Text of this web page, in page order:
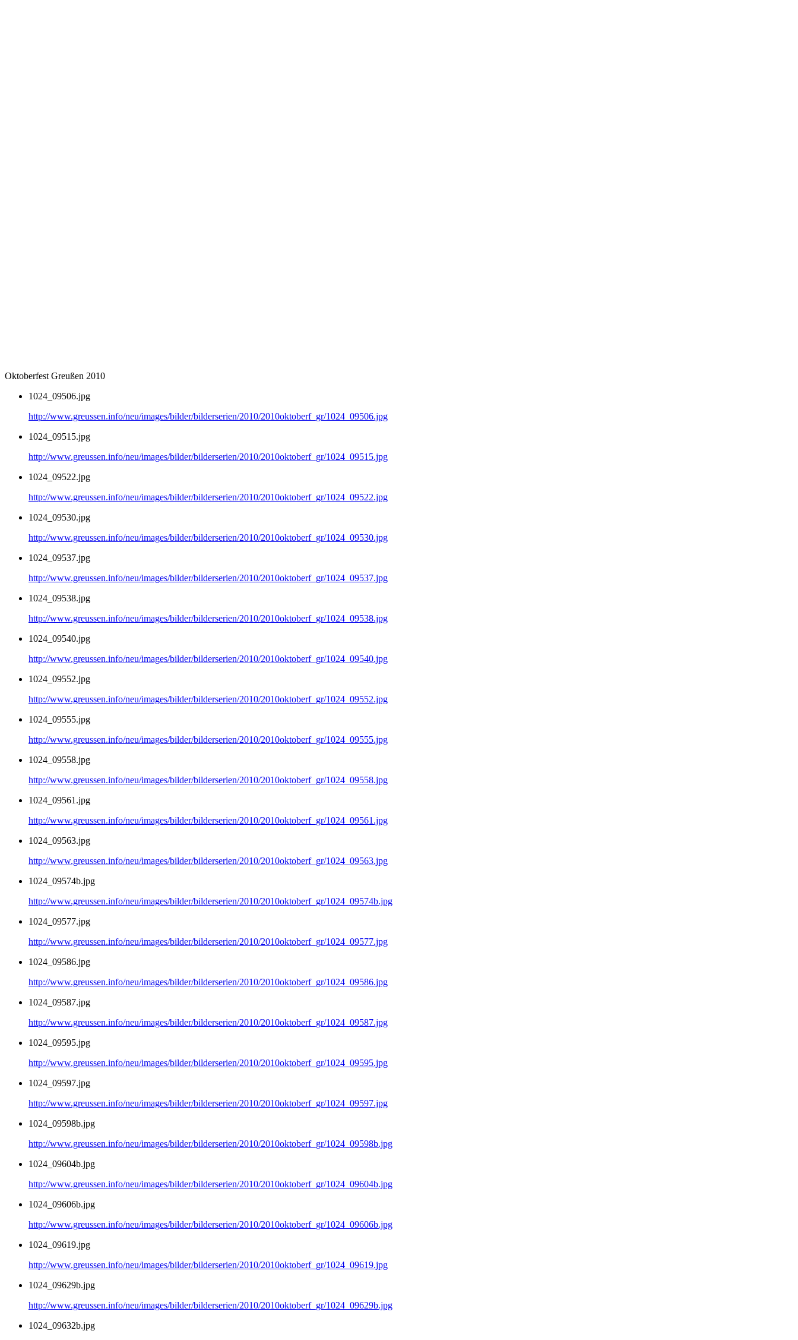
Oktoberfest Greußen 2010
1024_09506.jpg
http://www.greussen.info/neu/images/bilder/bilderserien/2010/2010oktoberf_gr/1024_09506.jpg
1024_09515.jpg
http://www.greussen.info/neu/images/bilder/bilderserien/2010/2010oktoberf_gr/1024_09515.jpg
1024_09522.jpg
http://www.greussen.info/neu/images/bilder/bilderserien/2010/2010oktoberf_gr/1024_09522.jpg
1024_09530.jpg
http://www.greussen.info/neu/images/bilder/bilderserien/2010/2010oktoberf_gr/1024_09530.jpg
1024_09537.jpg
http://www.greussen.info/neu/images/bilder/bilderserien/2010/2010oktoberf_gr/1024_09537.jpg
1024_09538.jpg
http://www.greussen.info/neu/images/bilder/bilderserien/2010/2010oktoberf_gr/1024_09538.jpg
1024_09540.jpg
http://www.greussen.info/neu/images/bilder/bilderserien/2010/2010oktoberf_gr/1024_09540.jpg
1024_09552.jpg
http://www.greussen.info/neu/images/bilder/bilderserien/2010/2010oktoberf_gr/1024_09552.jpg
1024_09555.jpg
http://www.greussen.info/neu/images/bilder/bilderserien/2010/2010oktoberf_gr/1024_09555.jpg
1024_09558.jpg
http://www.greussen.info/neu/images/bilder/bilderserien/2010/2010oktoberf_gr/1024_09558.jpg
1024_09561.jpg
http://www.greussen.info/neu/images/bilder/bilderserien/2010/2010oktoberf_gr/1024_09561.jpg
1024_09563.jpg
http://www.greussen.info/neu/images/bilder/bilderserien/2010/2010oktoberf_gr/1024_09563.jpg
1024_09574b.jpg
http://www.greussen.info/neu/images/bilder/bilderserien/2010/2010oktoberf_gr/1024_09574b.jpg
1024_09577.jpg
http://www.greussen.info/neu/images/bilder/bilderserien/2010/2010oktoberf_gr/1024_09577.jpg
1024_09586.jpg
http://www.greussen.info/neu/images/bilder/bilderserien/2010/2010oktoberf_gr/1024_09586.jpg
1024_09587.jpg
http://www.greussen.info/neu/images/bilder/bilderserien/2010/2010oktoberf_gr/1024_09587.jpg
1024_09595.jpg
http://www.greussen.info/neu/images/bilder/bilderserien/2010/2010oktoberf_gr/1024_09595.jpg
1024_09597.jpg
http://www.greussen.info/neu/images/bilder/bilderserien/2010/2010oktoberf_gr/1024_09597.jpg
1024_09598b.jpg
http://www.greussen.info/neu/images/bilder/bilderserien/2010/2010oktoberf_gr/1024_09598b.jpg
1024_09604b.jpg
http://www.greussen.info/neu/images/bilder/bilderserien/2010/2010oktoberf_gr/1024_09604b.jpg
1024_09606b.jpg
http://www.greussen.info/neu/images/bilder/bilderserien/2010/2010oktoberf_gr/1024_09606b.jpg
1024_09619.jpg
http://www.greussen.info/neu/images/bilder/bilderserien/2010/2010oktoberf_gr/1024_09619.jpg
1024_09629b.jpg
http://www.greussen.info/neu/images/bilder/bilderserien/2010/2010oktoberf_gr/1024_09629b.jpg
1024_09632b.jpg